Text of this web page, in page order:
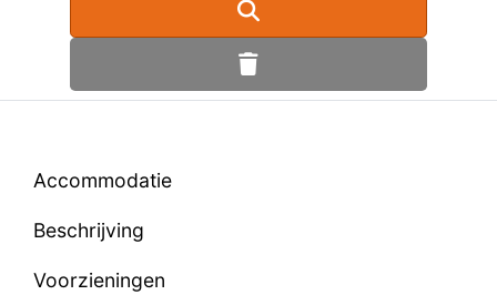
Accommodatie
Beschrijving
Voorzieningen